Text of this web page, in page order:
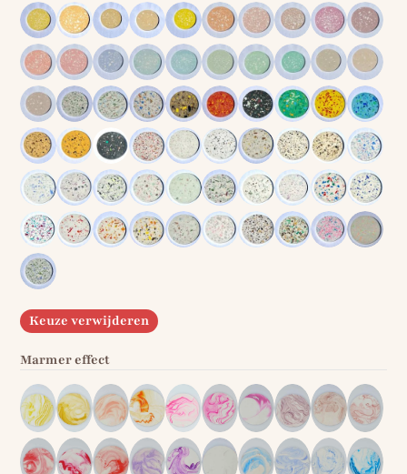
Keuze verwijderen
Marmer effect